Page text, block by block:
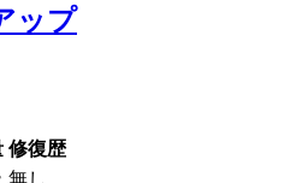
ップ
修復歴